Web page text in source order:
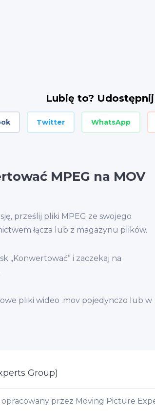
Lubię to?
Twitter WhatsApp
MPEG na MOV
prześlij pliki MPEG ze swojego
łącza lub z magazynu plików.
„Konwertować” i zaczekaj na
pliki wideo .mov pojedynczo lub w
Group)
opracowany przez Moving Picture